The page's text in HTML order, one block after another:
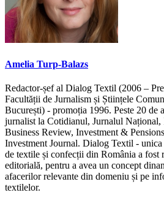
Amelia Turp-Balazs
Redactor-șef al Dialog Textil (2006 –
Facultății de Jurnalism și Științele
București) - promoția 1996. Peste 20 de
jurnalist la Cotidianul, Jurnalul
Business Review, Investment &
Investment Journal. Dialog Textil -
de textile și confecții din România a fost
editorială, pentru a avea un concept
afacerilor relevante din domeniu și pe
textilelor.